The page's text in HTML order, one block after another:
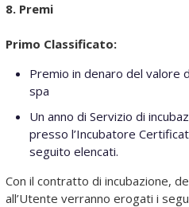
8. Premi
Primo Classificato:
Premio in denaro del valore
spa
Un anno di Servizio di
presso l’Incubatore
seguito elencati.
Con il contratto di incubazione,
all’Utente verranno erogati i